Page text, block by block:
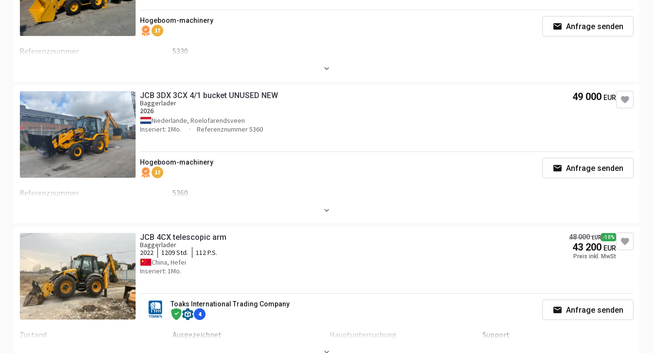
Hogeboom-machinery
17 Anfrage senden
Referenznummer 5330
JCB 3DX 3CX 4/1 bucket UNUSED NEW
Baggerlader
2026
Niederlande, Roelofarendsveen
Inseriert: 1Mo.
Referenznummer 5360
49 000 EUR
Hogeboom-machinery
17 Anfrage senden
Referenznummer 5360
JCB 4CX telescopic arm
Baggerlader
2022
1209 Std.
112 P.S.
China, Hefei
Inseriert: 1Mo.
48 000 EUR -10%
43 200 EUR
Preis inkl. MwSt
Toaks International Trading Company
4 Anfrage senden
Zustand Ausgezeichnet Hauptuntersuchung
Support